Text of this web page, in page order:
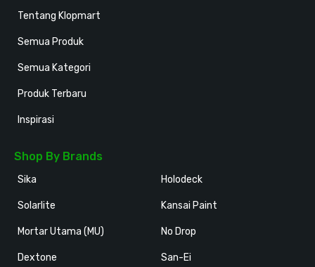
Tentang Klopmart
Semua Produk
Semua Kategori
Produk Terbaru
Inspirasi
Shop By Brands
Sika
Solarlite
Mortar Utama (MU)
Dextone
Holodeck
Kansai Paint
No Drop
San-Ei